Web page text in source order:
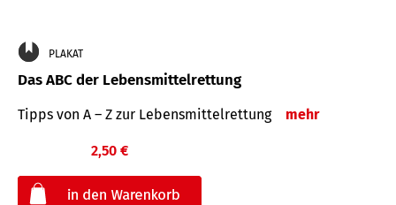
PLAKAT
Das ABC der Lebensmittelrettung
Tipps von A – Z zur Lebensmittelrettung mehr
2,50 €